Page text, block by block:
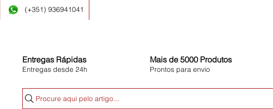
(+351) 936941041
Entregas Rápidas
Entregas desde 24h
Mais de 5000 Produtos
Prontos para envio
Procure aqui pelo artigo...